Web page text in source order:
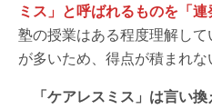
ミス」と呼ばれるものを「連
塾の授業はある程度理解し
が多いため、得点が積まれな
「ケアレスミス」は言い